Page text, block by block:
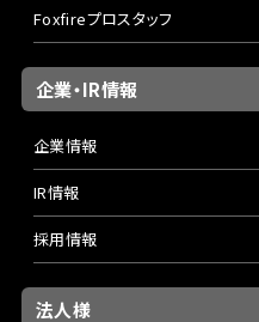
Foxfireプロスタッフ
企業・IR情報
企業情報
IR情報
採用情報
法人様